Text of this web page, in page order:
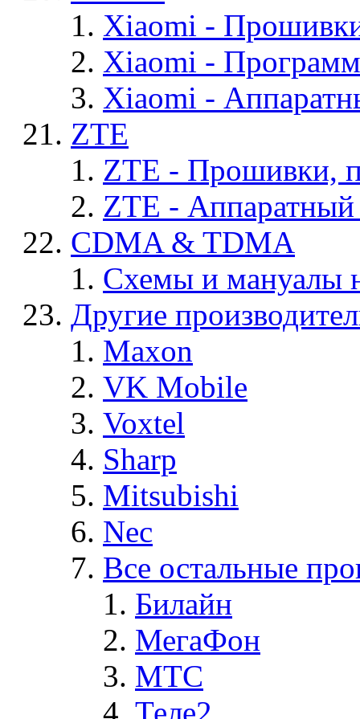
Xiaomi -
Xiaomi -
Xiaomi -
ZTE
ZTE - Прошивки,
ZTE -
CDMA & TDMA
Схемы и мануалы
Другие
Maxon
VK Mobile
Voxtel
Sharp
Mitsubishi
Nec
Все остальные
Билайн
МегаФон
MTC